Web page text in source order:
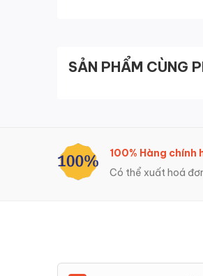
SẢN PHẨM CÙNG
100% Hàng chính
Có thể xuất hoá